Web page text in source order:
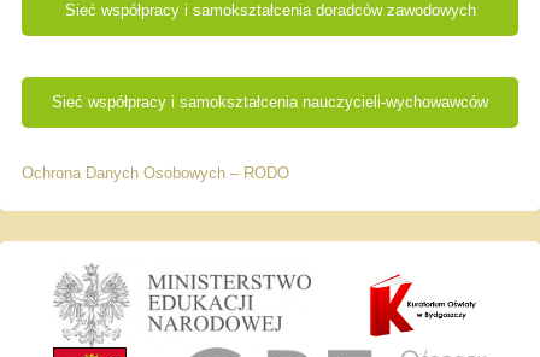
Sieć współpracy i samokształcenia doradców zawodowych
Sieć współpracy i samokształcenia nauczycieli-wychowawców
Ochrona Danych Osobowych – RODO